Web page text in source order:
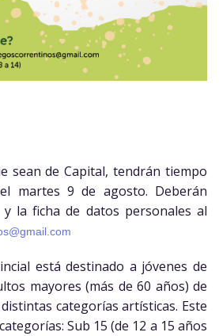
sean de Capital, tendrán tiempo
martes 9 de agosto. Deberán
la ficha de datos personales al
gmail.com
está destinado a jóvenes de
mayores (más de 60 años) de
categorías artísticas. Este
Sub 15 (de 12 a 15 años